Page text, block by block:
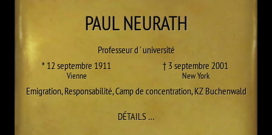
PAULNEURATH
Professeur d ' université
* 12 septembre 1911
Vienne
† 3 septembre 2001
New York
Emigration,Responsabilité,Camp de concentration,KZ Buchenwald
DÉTAILS…À PAUL NEURATH